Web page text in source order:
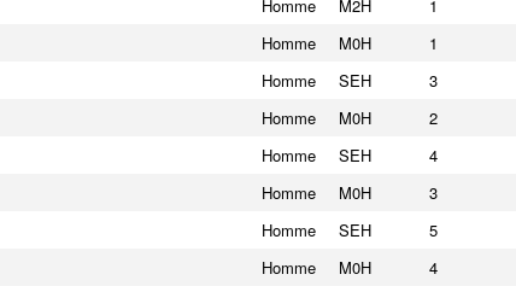
Homme M2H 1
Homme M0H 1
Homme SEH 3
Homme M0H 2
Homme SEH 4
Homme M0H 3
Homme SEH 5
Homme M0H 4